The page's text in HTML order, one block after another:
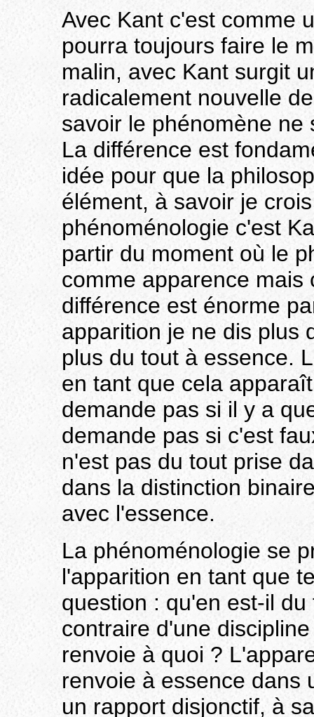
Avec Kant c'est comme
pourra toujours faire le
malin, avec Kant surgit
radicalement nouvelle
savoir le phénomène
La différence est
idée pour que la
élément, à savoir je
phénoménologie c'est
partir du moment où le
comme apparence mais
différence est énorme
apparition je ne dis plus
plus du tout à essence.
en tant que cela
demande pas si il y a
demande pas si c'est
n'est pas du tout prise
dans la distinction
avec l'essence.
La phénoménologie se
l'apparition en tant que
question : qu'en est-il
contraire d'une
renvoie à quoi ?
renvoie à essence dans
un rapport disjonctif, à